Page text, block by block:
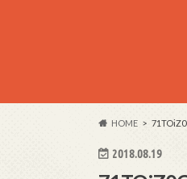
HOME
2018.08.19